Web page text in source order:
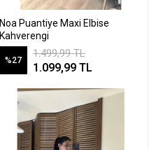
Noa Puantiye Maxi Elbise
Kahverengi
%27
1.499,99 TL
1.099,99 TL